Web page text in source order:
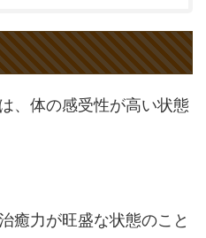
、体の感受性が高い状態
癒力が旺盛な状態のこと